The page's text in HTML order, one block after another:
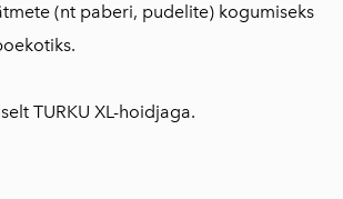
(nt paberi, pudelite) kogumiseks
TURKU XL-hoidjaga.